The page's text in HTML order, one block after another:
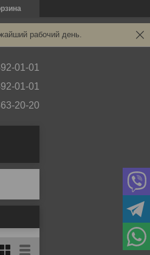
рабочий день.
01-01
01-01
20-20